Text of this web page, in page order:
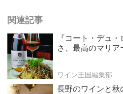
関連記事
『コート・デュ
さ、最高のマリア
ワイン王国編集部
長野のワインと秋